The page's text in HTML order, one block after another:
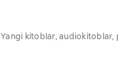
Yangi kitoblar,